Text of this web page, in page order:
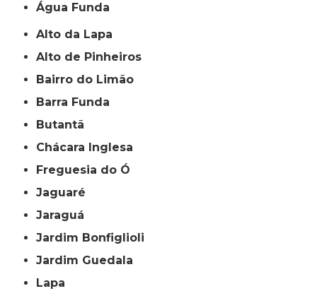
Água Funda
Alto da Lapa
Alto de Pinheiros
Bairro do Limão
Barra Funda
Butantã
Chácara Inglesa
Freguesia do Ó
Jaguaré
Jaraguá
Jardim Bonfiglioli
Jardim Guedala
Lapa